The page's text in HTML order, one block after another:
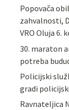
Popovača
zahvalnosti,
VRO Oluja 6.
30. maraton
potreba
Policijski
gradi
Ravnateljica